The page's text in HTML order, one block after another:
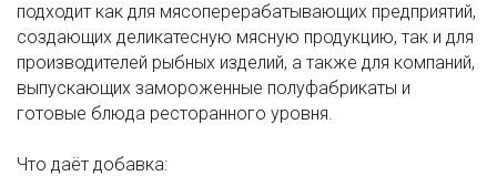
подходит как для мясоперерабатывающих предприятий,
создающих деликатесную мясную продукцию, так и для
производителей рыбных изделий, а также для компаний,
выпускающих замороженные полуфабрикаты и
готовые блюда ресторанного уровня.
Что даёт добавка: